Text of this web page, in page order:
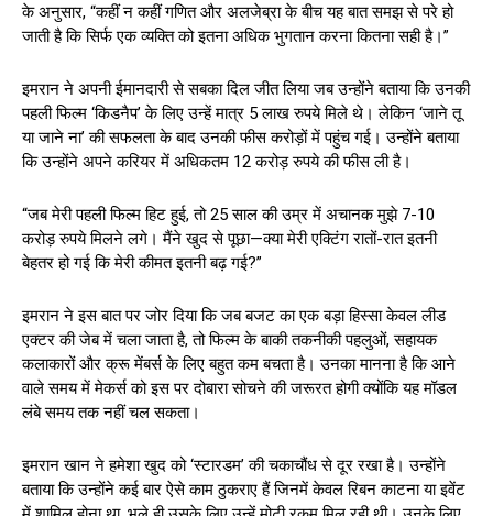
के अनुसार, “कहीं न कहीं गणित और अलजेब्रा के बीच यह बात समझ से परे हो
जाती है कि सिर्फ एक व्यक्ति को इतना अधिक भुगतान करना कितना सही है।”
इमरान ने अपनी ईमानदारी से सबका दिल जीत लिया जब उन्होंने बताया कि उनकी
पहली फिल्म ‘किडनैप’ के लिए उन्हें मात्र 5 लाख रुपये मिले थे। लेकिन ‘जाने तू
या जाने ना’ की सफलता के बाद उनकी फीस करोड़ों में पहुंच गई। उन्होंने बताया
कि उन्होंने अपने करियर में अधिकतम 12 करोड़ रुपये की फीस ली है।
“जब मेरी पहली फिल्म हिट हुई, तो 25 साल की उम्र में अचानक मुझे 7-10
करोड़ रुपये मिलने लगे। मैंने खुद से पूछा—क्या मेरी एक्टिंग रातों-रात इतनी
बेहतर हो गई कि मेरी कीमत इतनी बढ़ गई?”
इमरान ने इस बात पर जोर दिया कि जब बजट का एक बड़ा हिस्सा केवल लीड
एक्टर की जेब में चला जाता है, तो फिल्म के बाकी तकनीकी पहलुओं, सहायक
कलाकारों और क्रू मेंबर्स के लिए बहुत कम बचता है। उनका मानना है कि आने
वाले समय में मेकर्स को इस पर दोबारा सोचने की जरूरत होगी क्योंकि यह मॉडल
लंबे समय तक नहीं चल सकता।
इमरान खान ने हमेशा खुद को ‘स्टारडम’ की चकाचौंध से दूर रखा है। उन्होंने
बताया कि उन्होंने कई बार ऐसे काम ठुकराए हैं जिनमें केवल रिबन काटना या इवेंट